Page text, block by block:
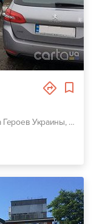
г. Кропивницкий, улица Героев Украины, 22а